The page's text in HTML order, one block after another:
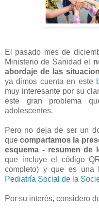
El pasado mes de
Ministerio de Sanidad el
abordaje de las
ya dimos cuenta en este
muy interesante por su
este gran problema
adolescentes.
Pero no deja de ser un
quecompartamos la
esquema - resumen de
que incluye el código
completo) y que es una
Pediatría Social de la
Por su interés, considero